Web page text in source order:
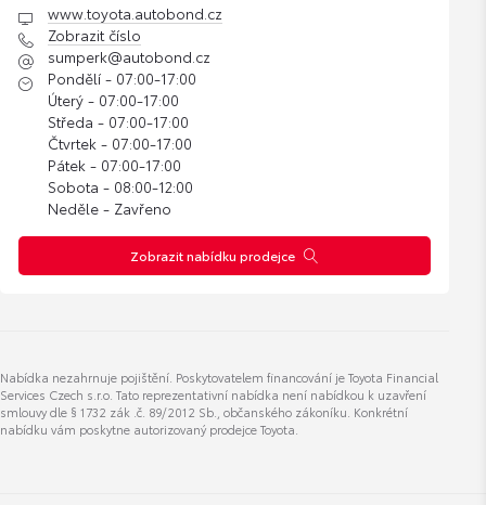
www.toyota.autobond.cz
Zobrazit číslo
sumperk@autobond.cz
Pondělí - 07:00-17:00
Úterý - 07:00-17:00
Středa - 07:00-17:00
Čtvrtek - 07:00-17:00
Pátek - 07:00-17:00
Sobota - 08:00-12:00
Neděle - Zavřeno
Zobrazit nabídku prodejce
Nabídka nezahrnuje pojištění. Poskytovatelem financování je Toyota Financial
Services Czech s.r.o. Tato reprezentativní nabídka není nabídkou k uzavření
smlouvy dle § 1732 zák .č. 89/2012 Sb., občanského zákoníku. Konkrétní
nabídku vám poskytne autorizovaný prodejce Toyota.